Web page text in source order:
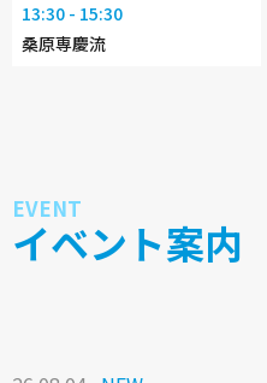
13:30 - 15:30
桑原専慶流
イベント案内
EVENT